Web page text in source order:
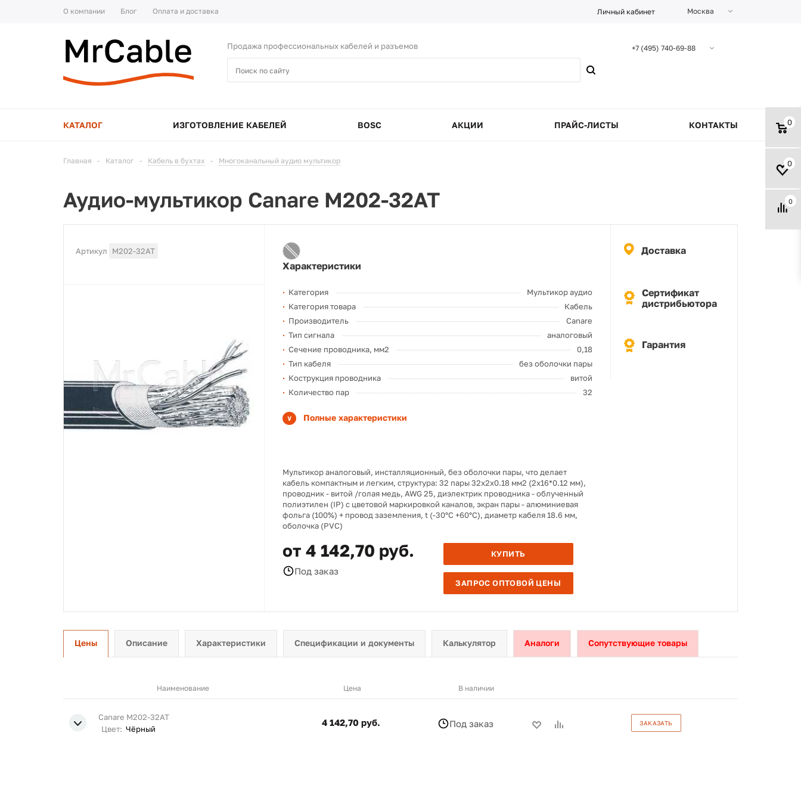
О компании Блог Оплата и доставка Личный кабинет Москва
Продажа профессиональных кабелей и разъемов +7 (495) 740-69-88
0
0
0
КАТАЛОГ ИЗГОТОВЛЕНИЕ КАБЕЛЕЙ BOSC АКЦИИ ПРАЙС-ЛИСТЫ КОНТАКТЫ
Главная - Каталог - Кабель в бухтах - Многоканальный аудио мультикор
Аудио-мультикор Canare M202-32AT
Артикул M202-32AT
Характеристики
Категория
Мультикор аудио
Категория товара
Кабель
Производитель
Canare
Тип сигнала
аналоговый
Сечение проводника, мм2
0,18
Тип кабеля
без оболочки пары
Кострукция проводника
витой
Количество пар
32
Полные характеристики
Мультикор аналоговый, инсталляционный, без оболочки пары, что делает
кабель компактным и легким, структура: 32 пары 32х2х0.18 мм2 (2х16*0.12 мм),
проводник - витой /голая медь, AWG 25, диэлектрик проводника - облученный
полиэтилен (IP) с цветовой маркировкой каналов, экран пары - алюминиевая
фольга (100%) + провод заземления, t (-30°C +60°C), диаметр кабеля 18.6 мм,
оболочка (PVC)
от 4 142,70 руб.
Под заказ
КУПИТЬ
ЗАПРОС ОПТОВОЙ ЦЕНЫ
Доставка
Сертификат
дистрибьютора
Гарантия
Цены Описание Характеристики Спецификации и документы Калькулятор Аналоги Сопутствующие товары
Наименование Цена В наличии
Canare M202-32AT
Цвет: Чёрный
4 142,70 руб. Под заказ ЗАКАЗАТЬ